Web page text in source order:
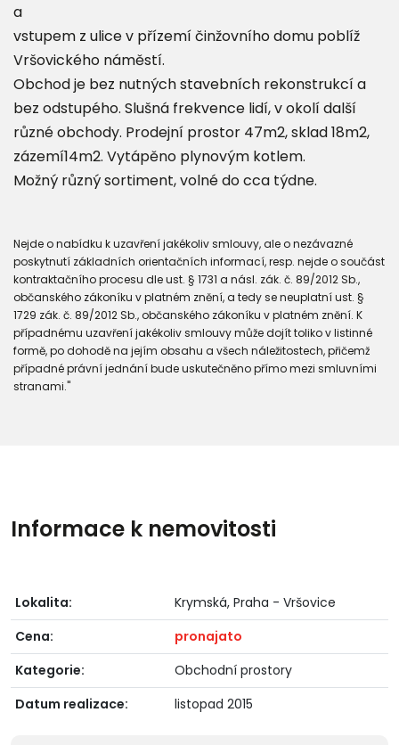
a
vstupem z ulice v přízemí činžovního domu poblíž
Vršovického náměstí.
Obchod je bez nutných stavebních rekonstrukcí a
bez odstupého. Slušná frekvence lidí, v okolí další
různé obchody. Prodejní prostor 47m2, sklad 18m2,
zázemí14m2. Vytápěno plynovým kotlem.
Možný různý sortiment, volné do cca týdne.
Nejde o nabídku k uzavření jakékoliv smlouvy, ale o nezávazné
poskytnutí základních orientačních informací, resp. nejde o součást
kontraktačního procesu dle ust. § 1731 a násl. zák. č. 89/2012 Sb.,
občanského zákoníku v platném znění, a tedy se neuplatní ust. §
1729 zák. č. 89/2012 Sb., občanského zákoníku v platném znění. K
případnému uzavření jakékoliv smlouvy může dojít toliko v listinné
formě, po dohodě na jejím obsahu a všech náležitostech, přičemž
případné právní jednání bude uskutečněno přímo mezi smluvními
stranami."
Informace k nemovitosti
Lokalita:
Krymská, Praha - Vršovice
Cena:
pronajato
Kategorie:
Obchodní prostory
Datum realizace:
listopad 2015